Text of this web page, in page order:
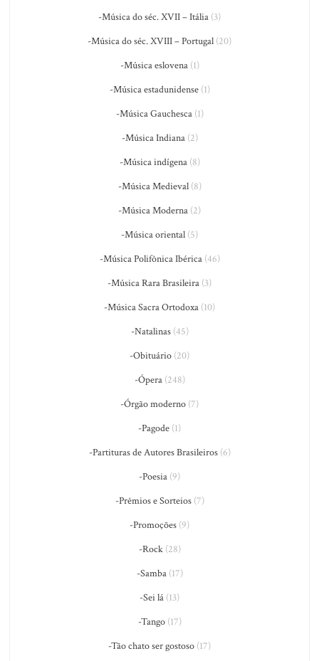
-Música do séc. XVII – Itália (3)
-Música do séc. XVIII – Portugal (20)
-Música eslovena(1)
-Música estadunidense(1)
-Música Gauchesca(1)
-Música Indiana(2)
-Música indígena(8)
-Música Medieval(8)
-Música Moderna (2)
-Música oriental (5)
-Música Polifônica Ibérica(46)
-Música Rara Brasileira (3)
-Música Sacra Ortodoxa (10)
-Natalinas(45)
-Obituário (20)
-Ópera(248)
-Órgão moderno (7)
-Pagode (1)
-Partituras de Autores Brasileiros(6)
-Poesia (9)
-Prêmios e Sorteios(7)
-Promoções (9)
-Rock(28)
-Samba(17)
-Sei lá (13)
-Tango(17)
-Tão chato ser gostoso (17)